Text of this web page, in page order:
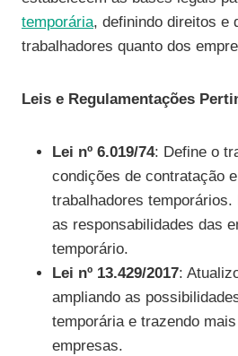
temporária, definindo direitos e
trabalhadores quanto dos
Leis e Regulamentações
Lei nº 6.019/74: Define o
condições de contratação
trabalhadores temporários.
as responsabilidades das
temporário.
Lei nº 13.429/2017:
ampliando as
temporária e trazendo
empresas.